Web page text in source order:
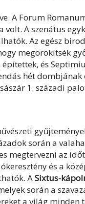
A Forum
A szenátus
Az egész
megörökítsék
és
hét
1. századi
során a
megtervezni az
és a
ASixtus-
során a
a világ